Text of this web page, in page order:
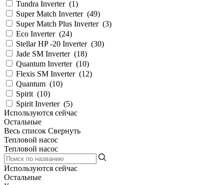
Tundra Inverter (1)
Super Match Inverter (49)
Super Match Plus Inverter (3)
Eco Inverter (24)
Stellar HP -20 Inverter (30)
Jade SM Inverter (18)
Quantum Inverter (10)
Flexis SM Inverter (12)
Quantum (10)
Spirit (10)
Spirit Inverter (5)
Используются сейчас
Остальные
Весь список Свернуть
Тепловой насос
Тепловой насос
Используются сейчас
Остальные